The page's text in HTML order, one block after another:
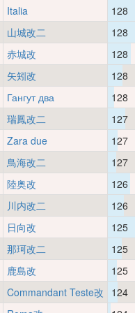
Italia
128
山城改二
128
赤城改
128
矢矧改
128
Гангут два
128
瑞鳳改二
127
Zara due
127
鳥海改二
127
陸奥改
126
川内改二
126
日向改
125
那珂改二
125
鹿島改
125
Commandant Teste改
124